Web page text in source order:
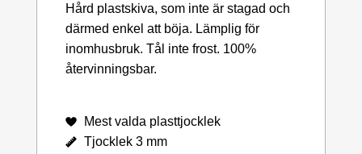
Hård plastskiva, som inte är stagad och
därmed enkel att böja. Lämplig för
inomhusbruk. Tål inte frost. 100%
återvinningsbar.
Mest valda plasttjocklek
Tjocklek 3 mm